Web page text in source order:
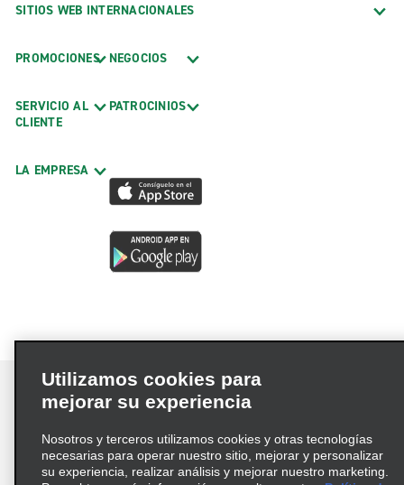
SITIOS WEB INTERNACIONALES
PROMOCIONES
SERVICIO AL
CLIENTE
LA EMPRESA
NEGOCIOS
PATROCINIOS
Términos de uso
Política de privacidad
Política de cookies
Utilizamos cookies para
mejorar su experiencia
Nosotros y terceros utilizamos cookies y otras tecnologías
necesarias para operar nuestro sitio, mejorar y personalizar
su experiencia, realizar análisis y mejorar nuestro marketing.